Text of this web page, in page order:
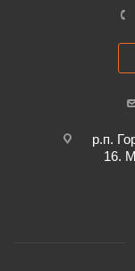
р.п.
16.